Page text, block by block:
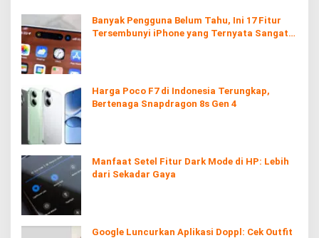
Banyak Pengguna Belum Tahu, Ini 17 Fitur
Tersembunyi iPhone yang Ternyata Sangat
Harga Poco F7 di Indonesia Terungkap,
Bertenaga Snapdragon 8s Gen 4
Manfaat Setel Fitur Dark Mode di HP: Lebih
dari Sekadar Gaya
Google Luncurkan Aplikasi Doppl: Cek Outfit